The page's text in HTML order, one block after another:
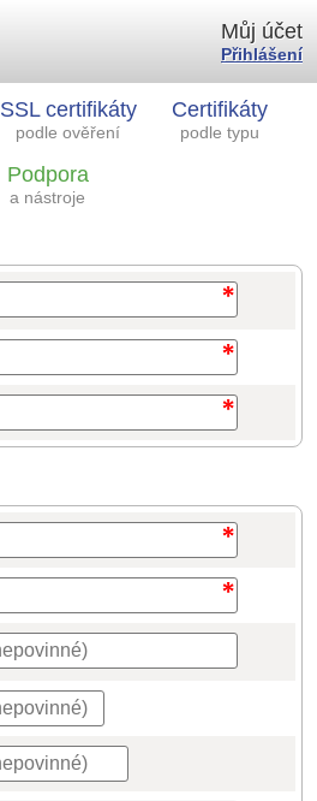
SSL certifikáty
podle ověření
Certifikáty
podle typu
Podpora
a nástroje
Můj účet
Přihlášení